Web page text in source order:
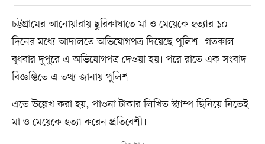
চট্টগ্রামের আনোয়ারায় ছুরিকাঘাতে মা ও মেয়েকে হত্যার ১০
দিনের মধ্যে আদালতে অভিযোগপত্র দিয়েছে পুলিশ। গতকাল
বুধবার দুপুরে এ অভিযোগপত্র দেওয়া হয়। পরে রাতে এক সংবাদ
বিজ্ঞপ্তিতে এ তথ্য জানায় পুলিশ।
এতে উল্লেখ করা হয়, পাওনা টাকার লিখিত স্ট্যাম্প ছিনিয়ে নিতেই
মা ও মেয়েকে হত্যা করেন প্রতিবেশী।